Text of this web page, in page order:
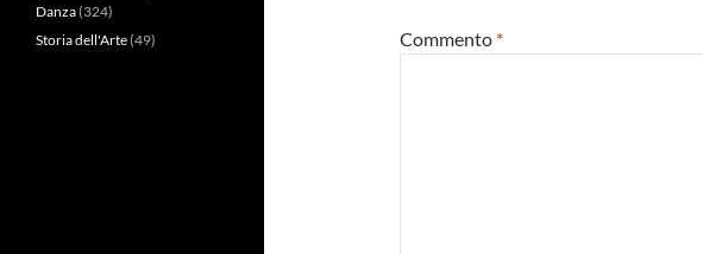
Commento *
Danza(324)
Storia dell'Arte(49)